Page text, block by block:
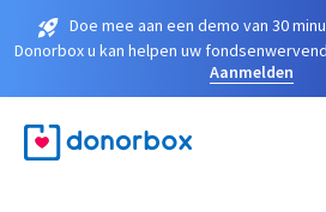
Doe mee aan een demo van 30
Donorbox u kan helpen uw
Aanmelden